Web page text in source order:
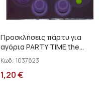
Προσκλήσεις πάρτυ για
αγόρια PARTY TIMΕ the
littlies 0646740
Κωδ.:1037823
1,20€